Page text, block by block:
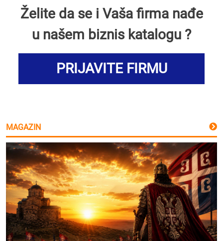
Želite da se i Vaša firma nađe
u našem biznis katalogu ?
PRIJAVITE FIRMU
MAGAZIN